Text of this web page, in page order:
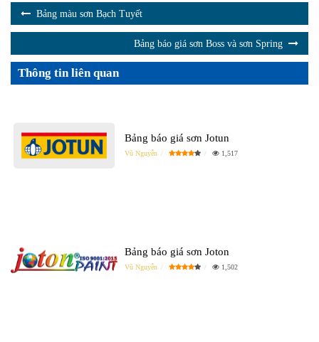
Bảng màu sơn Bạch Tuyết
Bảng báo giá sơn Boss và sơn Spring
Thông tin liên quan
Bảng báo giá sơn Jotun
Vũ Nguyễn 1,517
Bảng báo giá sơn Joton
Vũ Nguyễn 1,502